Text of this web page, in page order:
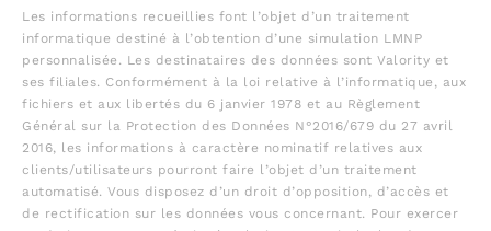
Les informations recueillies font l’objet d’un traitement
informatique destiné à l’obtention d’une simulation LMNP
personnalisée. Les destinataires des données sont Valority et
ses filiales. Conformément à la loi relative à l’informatique, aux
fichiers et aux libertés du 6 janvier 1978 et au Règlement
Général sur la Protection des Données N°2016/679 du 27 avril
2016, les informations à caractère nominatif relatives aux
clients/utilisateurs pourront faire l’objet d’un traitement
automatisé. Vous disposez d’un droit d’opposition, d’accès et
de rectification sur les données vous concernant. Pour exercer